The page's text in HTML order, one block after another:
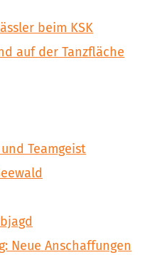
beim KSK
auf der Tanzfläche
Teamgeist
Neue Anschaffungen